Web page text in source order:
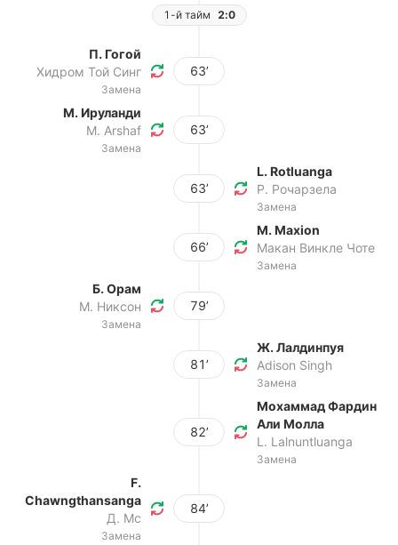
1-й тайм 2:0
П. Гогой
Хидром Той Синг
Замена
63’
М. Ируланди
M. Arshaf
Замена
63’
63’
L. Rotluanga
Р. Рочарзела
Замена
66’
M. Maxion
Макан Винкле Чоте
Замена
Б. Орам
М. Никсон
Замена
79’
81’
Ж. Лалдинпуя
Adison Singh
Замена
82’
Мохаммад Фардин
Али Молла
L. Lalnuntluanga
Замена
F.
Chawngthansanga
Д. Мс
Замена
84’